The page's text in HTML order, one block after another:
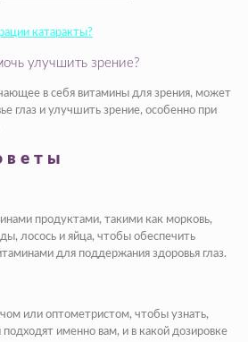
катаракты?
улучшить зрение?
в себя витамины для зрения, может
глаз и улучшить зрение, особенно при
продуктами, такими как морковь,
лосось и яйца, чтобы обеспечить
для поддержания здоровья глаз.
или оптометристом, чтобы узнать,
именно вам, и в какой дозировке